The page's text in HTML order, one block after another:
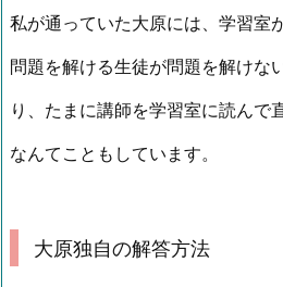
私が通っていた大原には、学習室
問題を解ける生徒が問題を解けな
り、たまに講師を学習室に読んで
なんてこともしています。
大原独自の解答方法